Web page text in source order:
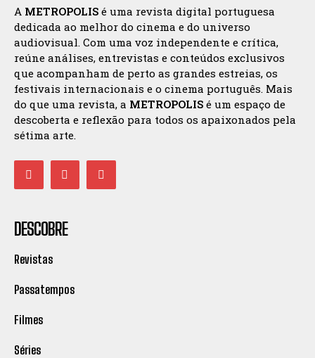
A METROPOLIS é uma revista digital portuguesa
dedicada ao melhor do cinema e do universo
audiovisual. Com uma voz independente e crítica,
reúne análises, entrevistas e conteúdos exclusivos
que acompanham de perto as grandes estreias, os
festivais internacionais e o cinema português. Mais
do que uma revista, a METROPOLIS é um espaço de
descoberta e reflexão para todos os apaixonados pela
sétima arte.
DESCOBRE
Revistas
Passatempos
Filmes
Séries